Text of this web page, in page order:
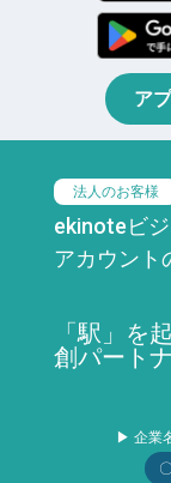
ア
法人のお客様
ekinoteビ
アカウント
「駅」を
創パート
▶ 企業